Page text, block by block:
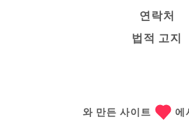
연락처
법적 고지
와 만든 사이트 에